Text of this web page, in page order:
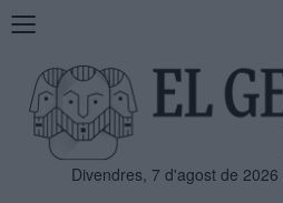
Mostra
navegació
Divendres, 7 d'agost de 2026